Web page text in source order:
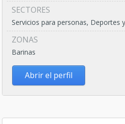
SECTORES
Servicios para personas, Deportes
ZONAS
Barinas
Abrir el perfil